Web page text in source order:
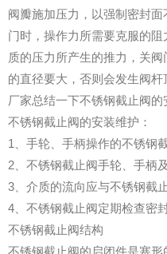
阀瓣施加压力，以强制密封
门时，操作力所需要克服的
质的压力所产生的推力，关
的直径要大，否则会发生阀
厂家总结一下不锈钢截止阀的
不锈钢截止阀的安装维护：
1、手轮、手柄操作的不锈钢
2、不锈钢截止阀手轮、手柄
3、介质的流向应与不锈钢截
4、不锈钢截止阀定期检查密封
不锈钢截止阀结构
不锈钢截止阀的启闭件是塞